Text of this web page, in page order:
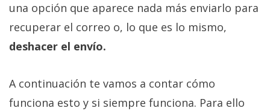
una opción que aparece nada más enviarlo para
recuperar el correo o, lo que es lo mismo,
deshacer el envío.
A continuación te vamos a contar cómo
funciona esto y si siempre funciona. Para ello